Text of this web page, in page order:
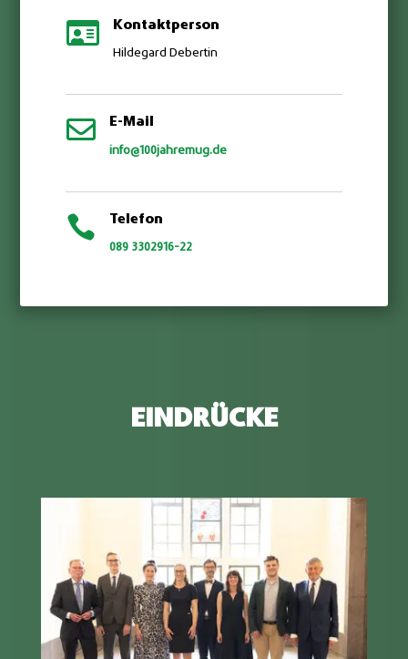
 Kontaktperson
Hildegard Debertin
 E-Mail
info@100jahremug.de
 Telefon
089 3302916-22
EINDRÜCKE